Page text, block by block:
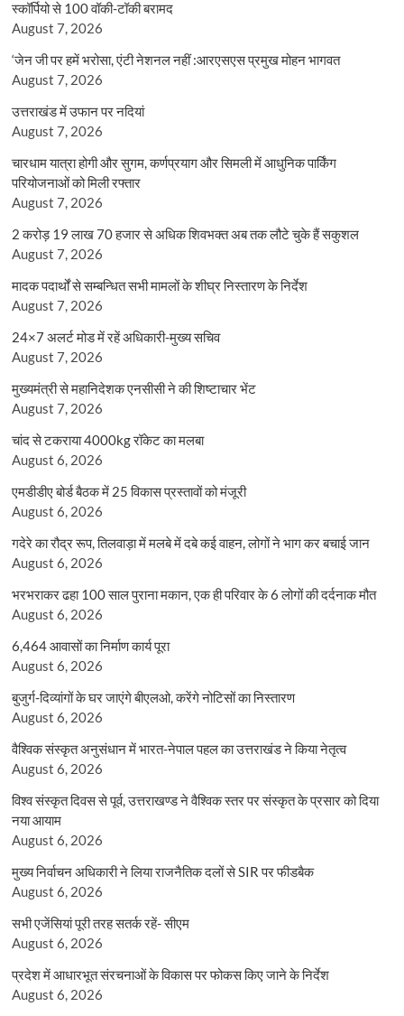
स्कॉर्पियो से 100 वॉकी-टॉकी बरामद
August 7, 2026
‘जेन जी पर हमें भरोसा, एंटी नेशनल नहीं :आरएसएस प्रमुख मोहन भागवत
August 7, 2026
उत्तराखंड में उफान पर नदियां
August 7, 2026
चारधाम यात्रा होगी और सुगम, कर्णप्रयाग और सिमली में आधुनिक पार्किंग
परियोजनाओं को मिली रफ्तार
August 7, 2026
2 करोड़ 19 लाख 70 हजार से अधिक शिवभक्त अब तक लौटे चुके हैं सकुशल
August 7, 2026
मादक पदार्थों से सम्बन्धित सभी मामलों के शीघ्र निस्तारण के निर्देश
August 7, 2026
24×7 अलर्ट मोड में रहें अधिकारी-मुख्य सचिव
August 7, 2026
मुख्यमंत्री से महानिदेशक एनसीसी ने की शिष्टाचार भेंट
August 7, 2026
चांद से टकराया 4000kg रॉकेट का मलबा
August 6, 2026
एमडीडीए बोर्ड बैठक में 25 विकास प्रस्तावों को मंजूरी
August 6, 2026
गदेरे का रौद्र रूप, तिलवाड़ा में मलबे में दबे कई वाहन, लोगों ने भाग कर बचाई जान
August 6, 2026
भरभराकर ढहा 100 साल पुराना मकान, एक ही परिवार के 6 लोगों की दर्दनाक मौत
August 6, 2026
6,464 आवासों का निर्माण कार्य पूरा
August 6, 2026
बुजुर्ग-दिव्यांगों के घर जाएंगे बीएलओ, करेंगे नोटिसों का निस्तारण
August 6, 2026
वैश्विक संस्कृत अनुसंधान में भारत-नेपाल पहल का उत्तराखंड ने किया नेतृत्व
August 6, 2026
विश्व संस्कृत दिवस से पूर्व, उत्तराखण्ड ने वैश्विक स्तर पर संस्कृत के प्रसार को दिया
नया आयाम
August 6, 2026
मुख्य निर्वाचन अधिकारी ने लिया राजनैतिक दलों से SIR पर फीडबैक
August 6, 2026
सभी एजेंसियां पूरी तरह सतर्क रहें- सीएम
August 6, 2026
प्रदेश में आधारभूत संरचनाओं के विकास पर फोकस किए जाने के निर्देश
August 6, 2026